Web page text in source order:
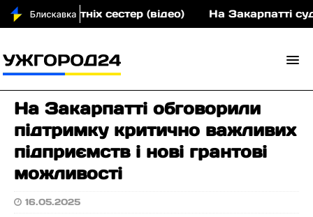
малолітніх сестер (відео) На Закарпатті
На Закарпатті обговорили
підтримку критично важливих
підприємств і нові грантові
можливості
16.05.2025